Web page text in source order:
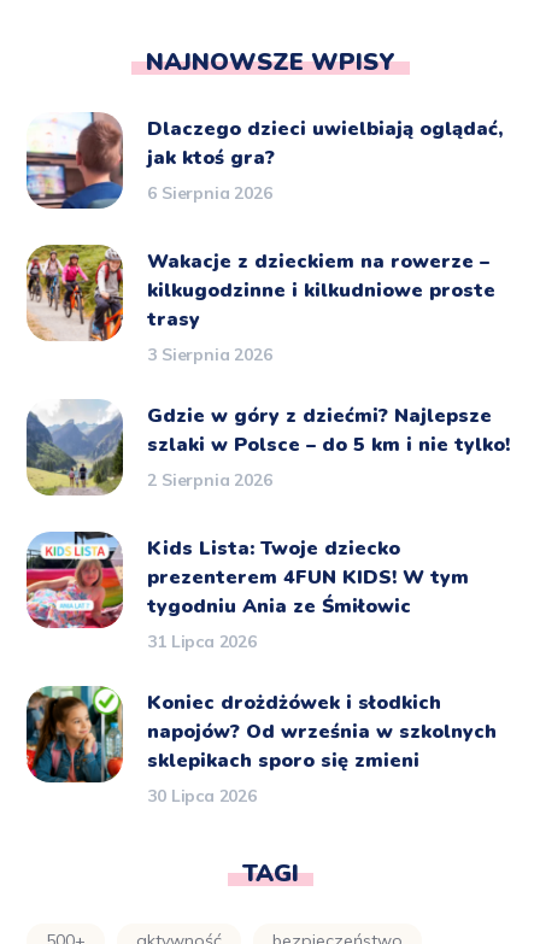
NAJNOWSZE WPISY
Dlaczego dzieci uwielbiają oglądać,
jak ktoś gra?
6 Sierpnia 2026
Wakacje z dzieckiem na rowerze –
kilkugodzinne i kilkudniowe proste
trasy
3 Sierpnia 2026
Gdzie w góry z dziećmi? Najlepsze
szlaki w Polsce – do 5 km i nie tylko!
2 Sierpnia 2026
Kids Lista: Twoje dziecko
prezenterem 4FUN KIDS! W tym
tygodniu Ania ze Śmiłowic
31 Lipca 2026
Koniec drożdżówek i słodkich
napojów? Od września w szkolnych
sklepikach sporo się zmieni
30 Lipca 2026
TAGI